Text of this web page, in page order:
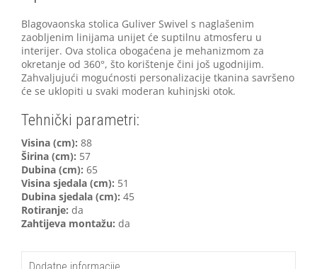
Blagovaonska stolica Guliver Swivel s naglašenim
zaobljenim linijama unijet će suptilnu atmosferu u
interijer. Ova stolica obogaćena je mehanizmom za
okretanje od 360°, što korištenje čini još ugodnijim.
Zahvaljujući mogućnosti personalizacije tkanina savršeno
će se uklopiti u svaki moderan kuhinjski otok.
Tehnički parametri:
Visina (cm): 88
Širina (cm): 57
Dubina (cm): 65
Visina sjedala (cm): 51
Dubina sjedala (cm): 45
Rotiranje: da
Zahtijeva montažu: da
Dodatne informacije